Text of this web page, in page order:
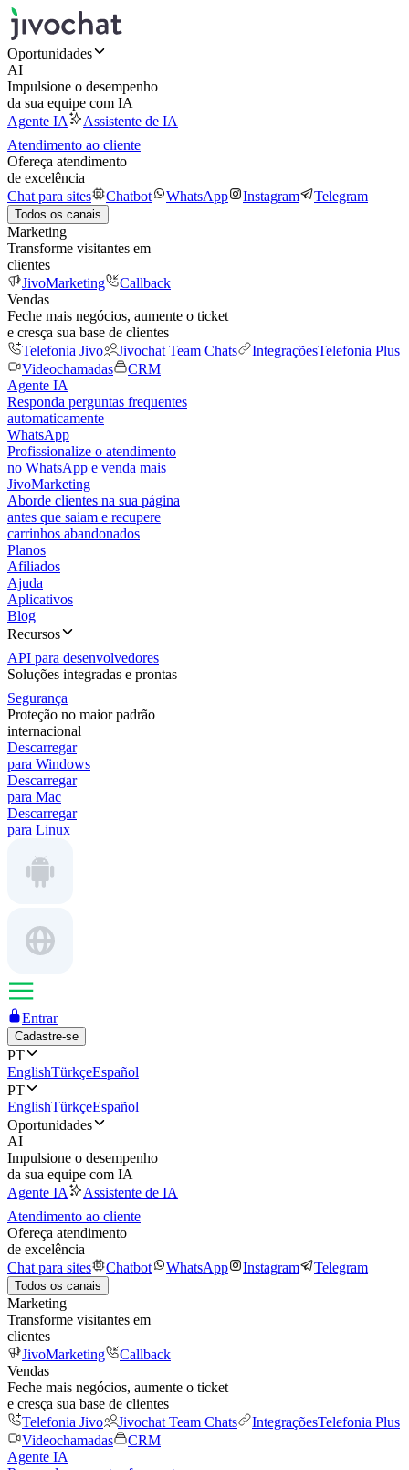
Oportunidades
AI
Impulsione o desempenho
da sua equipe com IA
Agente IA
Assistente de IA
Atendimento ao cliente
Ofereça atendimento
de excelência
Chat para sites
Chatbot WhatsApp Instagram Telegram
Todos os canais
Marketing
Transforme visitantes em
clientes
JivoMarketing
Callback
Vendas
Feche mais negócios, aumente o ticket
e cresça sua base de clientes
Telefonia Jivo
Jivochat Team Chats IntegraçõesTelefonia Plus
Videochamadas
CRM
Agente IA
Responda perguntas frequentes
automaticamente
WhatsApp
Profissionalize o atendimento
no WhatsApp e venda mais
JivoMarketing
Aborde clientes na sua página
antes que saiam e recupere
carrinhos abandonados
Planos
Afiliados
Ajuda
Aplicativos
Blog
Recursos
API para desenvolvedores
Soluções integradas e prontas
Segurança
Proteção no maior padrão
internacional
Descarregar
para Windows
Descarregar
para Mac
Descarregar
para Linux
Entrar
Cadastre-se
PT
EnglishTürkçeEspañol
PT
EnglishTürkçeEspañol
Oportunidades
AI
Impulsione o desempenho
da sua equipe com IA
Agente IA
Assistente de IA
Atendimento ao cliente
Ofereça atendimento
de excelência
Chat para sites
Chatbot WhatsApp Instagram Telegram
Todos os canais
Marketing
Transforme visitantes em
clientes
JivoMarketing
Callback
Vendas
Feche mais negócios, aumente o ticket
e cresça sua base de clientes
Telefonia Jivo
Jivochat Team Chats IntegraçõesTelefonia Plus
Videochamadas
CRM
Agente IA